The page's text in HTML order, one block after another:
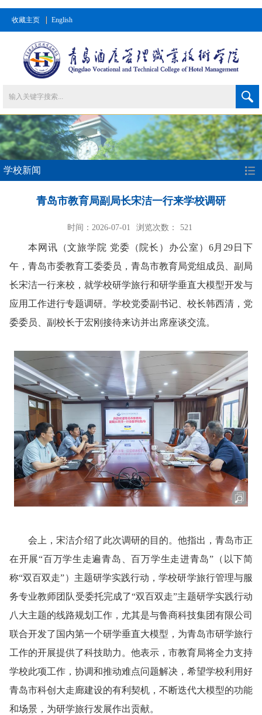
收藏主页 English
学校新闻
青岛市教育局副局长宋洁一行来学校调研
时间：2026-07-01 浏览次数： 521
本网讯 （文旅学院 党委（院长）办公室） 6月29日下
午，青岛市委教育工委委员，青岛市教育局党组成员、副局
长宋洁一行来校，就学校研学旅行和研学垂直大模型开发与
应用工作进行专题调研。学校党委副书记、校长韩西清，党
委委员、副校长于宏刚接待来访并出席座谈交流。
会上，宋洁介绍了此次调研的目的。他指出，青岛市正
在开展“百万学生走遍青岛、百万学生走进青岛”（以下简
称“双百双走”）主题研学实践行动，学校研学旅行管理与服
务专业教师团队受委托完成了“双百双走”主题研学实践行动
八大主题的线路规划工作，尤其是与鲁商科技集团有限公司
联合开发了国内第一个研学垂直大模型，为青岛市研学旅行
工作的开展提供了科技助力。他表示，市教育局将全力支持
学校此项工作，协调和推动难点问题解决，希望学校利用好
青岛市科创大走廊建设的有利契机，不断迭代大模型的功能
和场景，为研学旅行发展作出贡献。